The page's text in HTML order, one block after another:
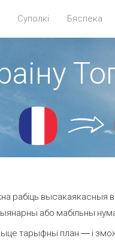
Суполкі Бяспека
высакаякасныя
або мабільны
тарыфны план — і